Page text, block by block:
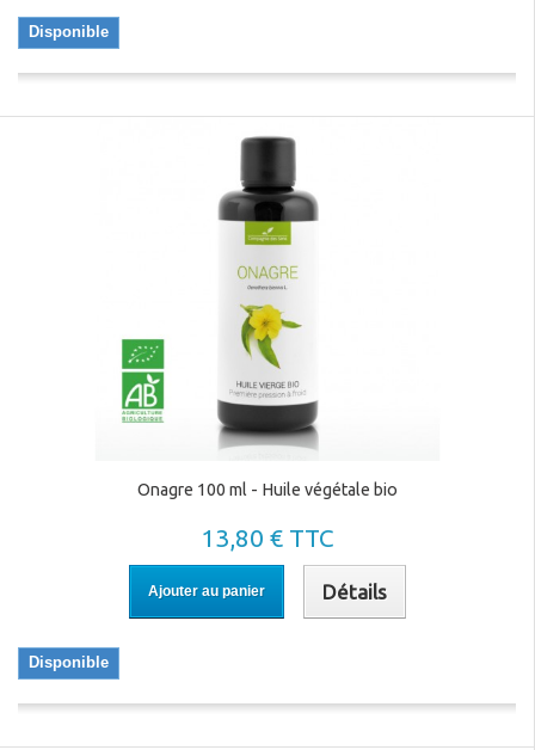
Disponible
Onagre 100 ml - Huile végétale bio
13,80 € TTC
Ajouter au panier Détails
Disponible